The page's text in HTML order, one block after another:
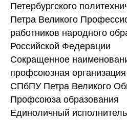
Петербургского
Петра Великого
работников народного
Российской Федерации
Сокращенное
профсоюзная
СПбПУ Петра Великого
Профсоюза образования
Единоличный